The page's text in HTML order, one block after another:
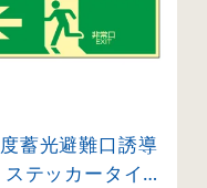
蓄光避難口誘導
テッカータイプ